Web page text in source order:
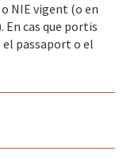
NIE vigent (o en
En cas que portis
passaport o el